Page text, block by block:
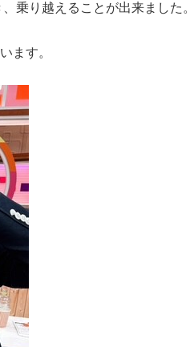
乗り越えることが出来ました。
ます。